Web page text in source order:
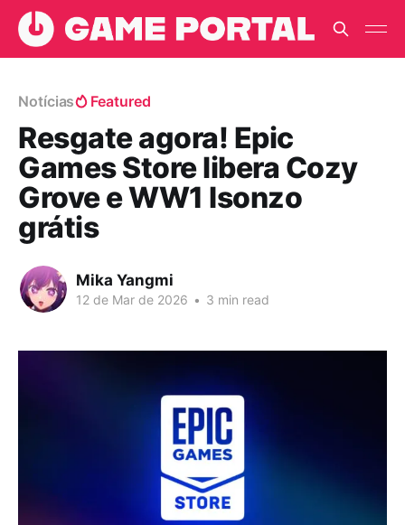
Notícias Featured
Resgate agora! Epic
Games Store libera Cozy
Grove e WW1 Isonzo
grátis
Mika Yangmi
12 de Mar de 2026 • 3 min read